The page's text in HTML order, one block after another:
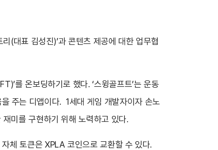
(대표 김성진)’과 콘텐츠 제공에 대한 업무협
를 온보딩하기로 했다. ‘스윙골프트’는 운동
주는 디앱이다. 1세대 게임 개발자이자 손노
미를 구현하기 위해 노력하고 있다.
체 토큰은 XPLA 코인으로 교환할 수 있다.